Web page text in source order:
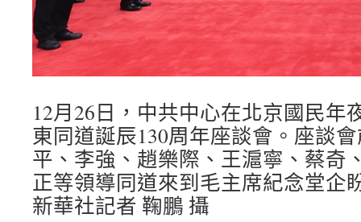
12月26日，中共中心在北京國民年
東同道誕辰130周年座談會。座談
平、李強、趙樂際、王滬寧、蔡奇
正等領導同道來到毛主席紀念堂企
新華社記者 鞠鵬 攝